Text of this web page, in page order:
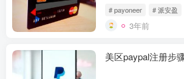
# payoneer # 派安盈
3年前
美区paypal注册步